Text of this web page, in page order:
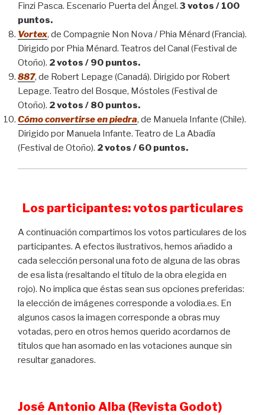
Finzi Pasca. Escenario Puerta del Ángel. 3 votos / 100
puntos.
Vortex, de Compagnie Non Nova / Phia Ménard (Francia).
Dirigido por Phia Ménard. Teatros del Canal (Festival de
Otoño). 2 votos / 90 puntos.
887, de Robert Lepage (Canadá). Dirigido por Robert
Lepage. Teatro del Bosque, Móstoles (Festival de
Otoño). 2 votos / 80 puntos.
Cómo convertirse en piedra, de Manuela Infante (Chile).
Dirigido por Manuela Infante. Teatro de La Abadía
(Festival de Otoño). 2 votos / 60 puntos.
Los participantes: votos particulares
A continuación compartimos los votos particulares de los
participantes. A efectos ilustrativos, hemos añadido a
cada selección personal una foto de alguna de las obras
de esa lista (resaltando el título de la obra elegida en
rojo). No implica que éstas sean sus opciones preferidas:
la elección de imágenes corresponde a volodia.es. En
algunos casos la imagen corresponde a obras muy
votadas, pero en otros hemos querido acordarnos de
títulos que han asomado en las votaciones aunque sin
resultar ganadores.
José Antonio Alba (Revista Godot)